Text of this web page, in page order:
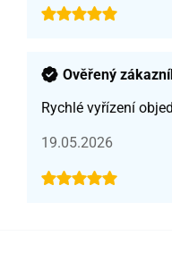
Ověřený
Rychlé vyřízení
19.05.2026